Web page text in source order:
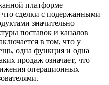
платформе
сделки с подержанными
значительно
поставок и каналов
в том, что у
одна функция и одна
продаж означает, что
операционных